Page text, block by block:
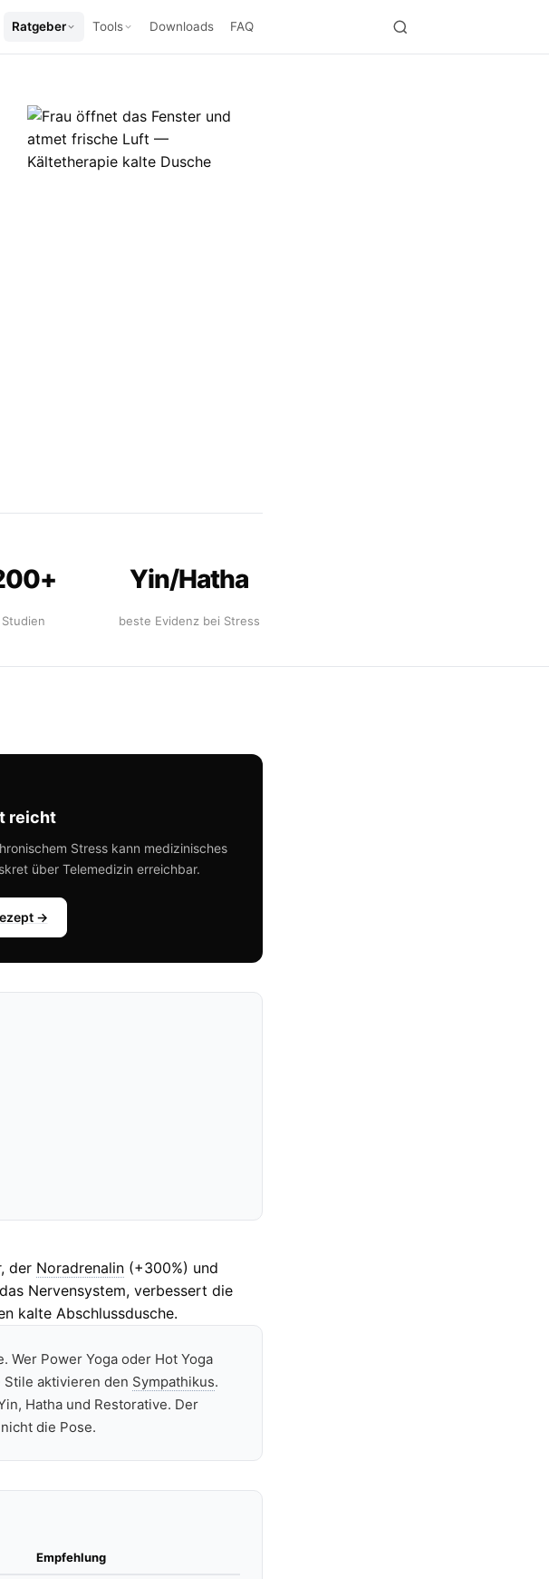
Ratgeber Tools Downloads FAQ
Studien
Yin/Hatha
beste Evidenz bei Stress
reicht
Stress kann medizinisches
über Telemedizin erreichbar.
→
der Noradrenalin (+300%) und
Nervensystem, verbessert die
kalte Abschlussdusche.
Power Yoga oder Hot Yoga
aktivieren den Sympathikus.
Hatha und Restorative. Der
die Pose.
Empfehlung